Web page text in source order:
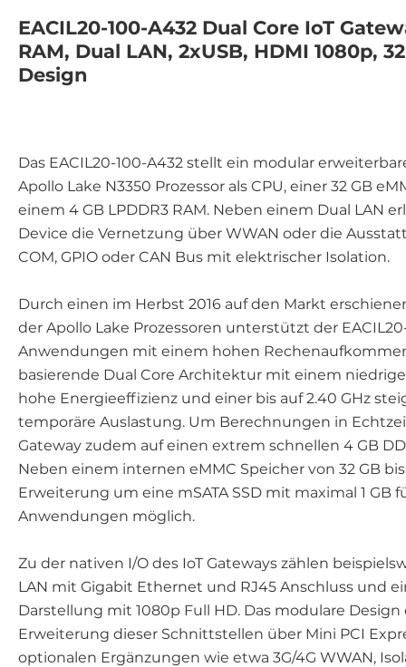
EACIL20-100-A432 Dual Core IoT
RAM, Dual LAN, 2xUSB, HDMI 1080p,
Design
Das EACIL20-100-A432 stellt ein modular
Apollo Lake N3350 Prozessor als CPU, einer 32 GB
einem 4 GB LPDDR3 RAM. Neben einem Dual LAN
Device die Vernetzung über WWAN oder die
COM, GPIO oder CAN Bus mit elektrischer Isolation.
Durch einen im Herbst 2016 auf den Markt
der Apollo Lake Prozessoren unterstützt der
Anwendungen mit einem hohen
basierende Dual Core Architektur mit einem
hohe Energieeffizienz und einer bis auf 2.40 GHz
temporäre Auslastung. Um Berechnungen in
Gateway zudem auf einen extrem schnellen 4 GB
Neben einem internen eMMC Speicher von 32 GB
Erweiterung um eine mSATA SSD mit maximal 1 GB
Anwendungen möglich.
Zu der nativen I/O des IoT Gateways zählen
LAN mit Gigabit Ethernet und RJ45 Anschluss und
Darstellung mit 1080p Full HD. Das modulare Design
Erweiterung dieser Schnittstellen über Mini PCI
optionalen Ergänzungen wie etwa 3G/4G WWAN,